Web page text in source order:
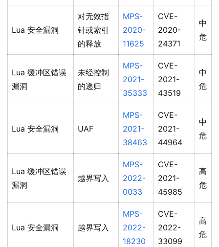
Lua 安全漏洞
对无效指
针或索引
的释放
MPS-
2020-
11625
CVE-
2020-
24371
中
危
Lua 缓冲区错误
漏洞
未经控制
的递归
MPS-
2021-
35333
CVE-
2021-
43519
中
危
Lua 安全漏洞 UAF
MPS-
2021-
38463
CVE-
2021-
44964
中
危
Lua 缓冲区错误
漏洞
越界写入
MPS-
2022-
0033
CVE-
2021-
45985
高
危
Lua 安全漏洞 越界写入
MPS-
2022-
18230
CVE-
2022-
33099
高
危